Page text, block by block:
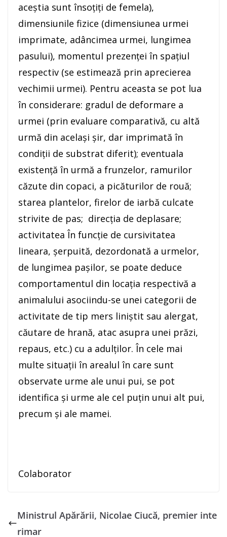
aceştia sunt însoţiţi de femela),
dimensiunile fizice (dimensiunea urmei
imprimate, adâncimea urmei, lungimea
pasului), momentul prezenţei în spaţiul
respectiv (se estimează prin aprecierea
vechimii urmei). Pentru aceasta se pot lua
în considerare: gradul de deformare a
urmei (prin evaluare comparativă, cu altă
urmă din acelaşi şir, dar imprimată în
condiţii de substrat diferit); eventuala
existenţă în urmă a frunzelor, ramurilor
căzute din copaci, a picăturilor de rouă;
starea plantelor, firelor de iarbă culcate
strivite de pas; direcţia de deplasare;
activitatea În funcţie de cursivitatea
lineara, şerpuită, dezordonată a urmelor,
de lungimea paşilor, se poate deduce
comportamentul din locaţia respectivă a
animalului asociindu-se unei categorii de
activitate de tip mers liniştit sau alergat,
căutare de hrană, atac asupra unei prăzi,
repaus, etc.) cu a adulţilor. În cele mai
multe situaţii în arealul în care sunt
observate urme ale unui pui, se pot
identifica şi urme ale cel puţin unui alt pui,
precum şi ale mamei.
Colaborator
Ministrul Apărării, Nicolae Ciucă, premier inte
rimar